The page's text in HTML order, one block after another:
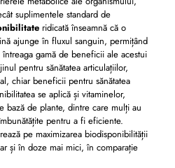
suplimentele standard de
ridicată înseamnă că o
ajunge în fluxul sanguin, permițând
gamă de beneficii ale acestui
pentru sănătatea articulațiilor,
chiar beneficii pentru sănătatea
se aplică și vitaminelor,
bază de plante, dintre care mulți au
pentru a fi eficiente.
pe maximizarea biodisponibilității
și în doze mai mici, în comparație